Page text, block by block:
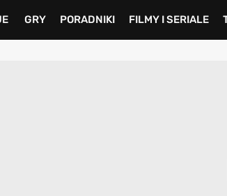
GRY PORADNIKI FILMY I SERIALE